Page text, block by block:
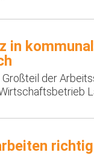
in
Großteil der